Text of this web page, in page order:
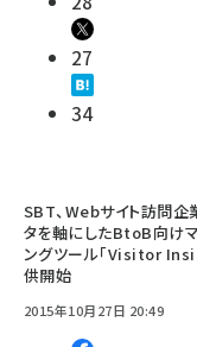
27
34
SBT、Webサイト訪問企
タを軸にしたBtoB向け
ングツール「Visitor
供開始
2015年10月27日 20:49